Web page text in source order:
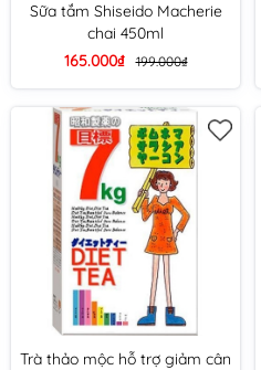
Sữa tắm Shiseido Macherie
chai 450ml
165.000₫
199.000₫
Trà thảo mộc hỗ trợ giảm cân